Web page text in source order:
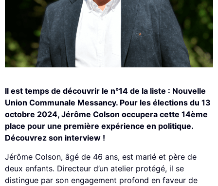
Il est temps de découvrir le n°14 de la liste : Nouvelle
Union Communale Messancy. Pour les élections du 13
octobre 2024, Jérôme Colson occupera cette 14ème
place pour une première expérience en politique.
Découvrez son interview !
Jérôme Colson, âgé de 46 ans, est marié et père de
deux enfants. Directeur d’un atelier protégé, il se
distingue par son engagement profond en faveur de